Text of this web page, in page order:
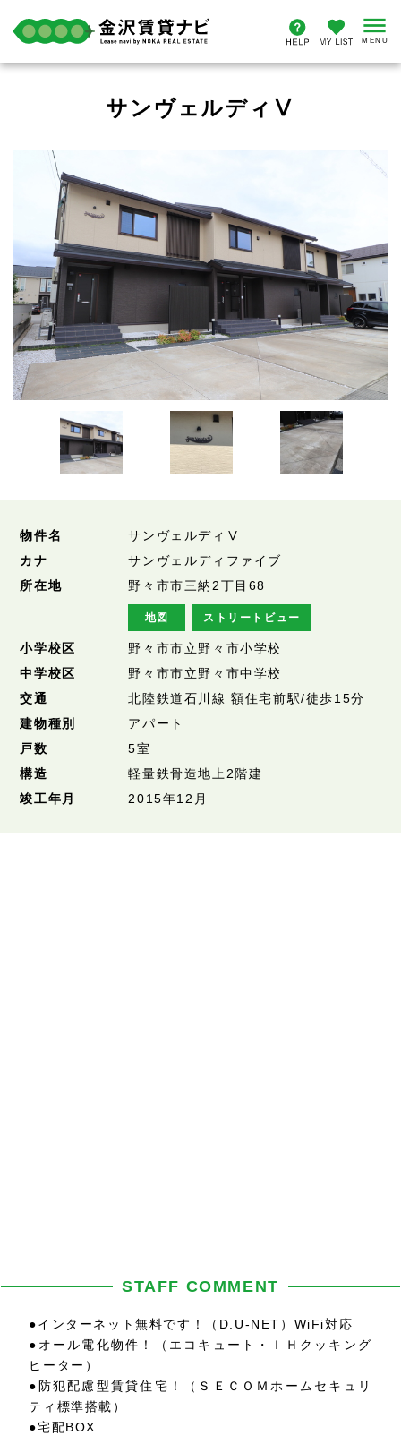
サンヴェルディⅤ
物件名
サンヴェルディⅤ
カナ
サンヴェルディファイブ
所在地
野々市市三納2丁目68
地図 ストリートビュー
小学校区
野々市市立野々市小学校
中学校区
野々市市立野々市中学校
交通
北陸鉄道石川線 額住宅前駅/徒歩15分
建物種別
アパート
戸数
5室
構造
軽量鉄骨造地上2階建
竣工年月
2015年12月
STAFF COMMENT
●インターネット無料です！（D.U-NET）WiFi対応
●オール電化物件！（エコキュート・ＩＨクッキング
ヒーター）
●防犯配慮型賃貸住宅！（ＳＥＣＯＭホームセキュリ
ティ標準搭載）
●宅配BOX